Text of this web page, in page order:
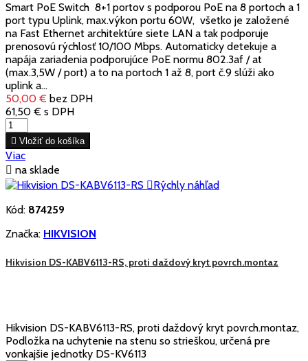
Smart PoE Switch 8+1 portov s podporou PoE na 8 portoch a 1
port typu Uplink, max.výkon portu 60W, všetko je založené
na Fast Ethernet architektúre siete LAN a tak podporuje
prenosovú rýchlosť 10/100 Mbps. Automaticky detekuje a
napája zariadenia podporujúce PoE normu 802.3af / at
(max.3,5W / port) a to na portoch 1 až 8, port č.9 slúži ako
uplink a...
50,00 € bez DPH
61,50 € s DPH
 Vložiť do košíka
Viac
 na sklade
Rýchly náhľad
Kód: 874259
Značka: HIKVISION
Hikvision DS-KABV6113-RS, proti daždový kryt povrch.montaz
Hikvision DS-KABV6113-RS, proti daždový kryt povrch.montaz,
Podložka na uchytenie na stenu so strieškou, určená pre
vonkajšie jednotky DS-KV6113